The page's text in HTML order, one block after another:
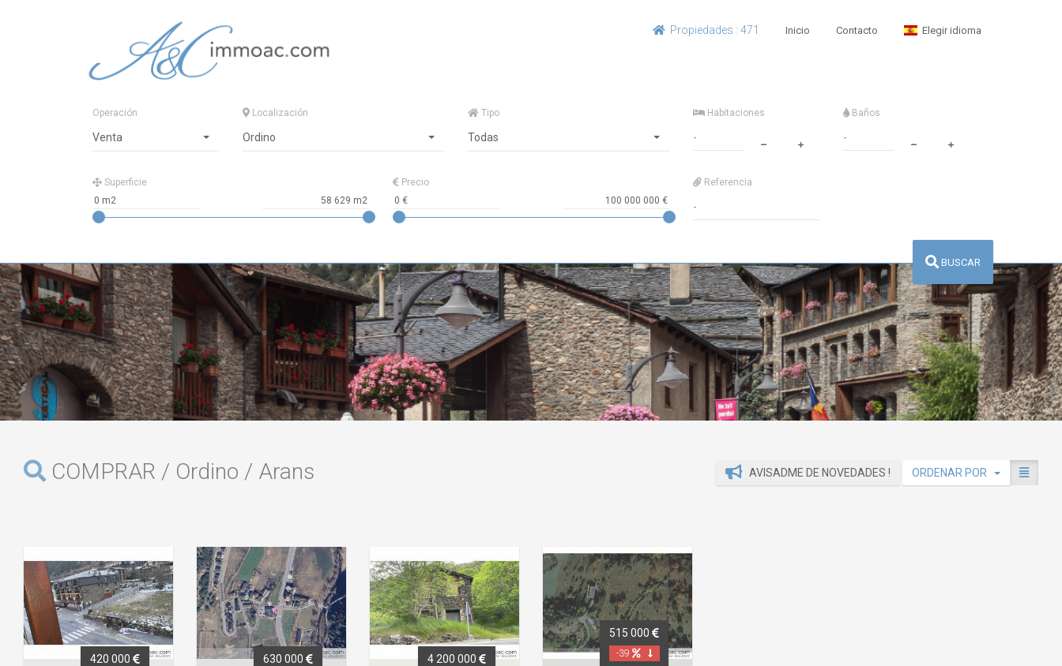
Propiedades : 471 Inicio Contacto Elegir idioma
Operación
Venta
Localización
Ordino
Tipo
Todas
Habitaciones Baños
Superficie Precio Referencia
BUSCAR
COMPRAR / Ordino / Arans AVISADME DE NOVEDADES ! ORDENAR POR
420 000 630 000 4 200 000
515 000
-39